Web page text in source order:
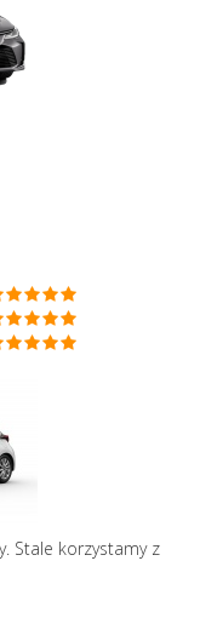
Stale korzystamy z